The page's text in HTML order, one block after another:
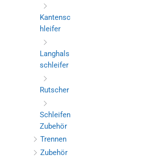
Kantensc
hleifer
Langhals
schleifer
Rutscher
Schleifen
Zubehör
Trennen
Zubehör